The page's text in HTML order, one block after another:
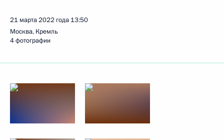
21 марта 2022 года 13:50
Москва, Кремль
4 фотографии